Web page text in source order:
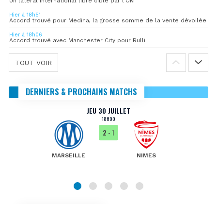
Hier à 18h51
Accord trouvé pour Medina, la grosse somme de la vente dévoilée
Hier à 18h06
Accord trouvé avec Manchester City pour Rulli
TOUT VOIR
DERNIERS & PROCHAINS MATCHS
JEU 30 JUILLET
18H00
MARSEILLE
2 - 1
NIMES